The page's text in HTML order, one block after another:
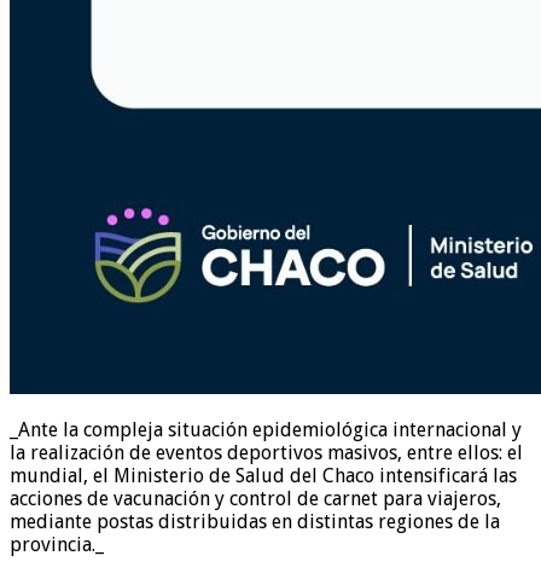
_Ante la compleja situación epidemiológica internacional y
la realización de eventos deportivos masivos, entre ellos: el
mundial, el Ministerio de Salud del Chaco intensificará las
acciones de vacunación y control de carnet para viajeros,
mediante postas distribuidas en distintas regiones de la
provincia._